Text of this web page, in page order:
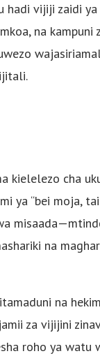
hadi vijiji zaidi
na kampuni
kielelezo cha
ya “bei moja,
na
na
za vijijini
roho ya watu